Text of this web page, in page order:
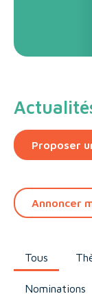
Proposer
Annoncer
Tous
Nominations